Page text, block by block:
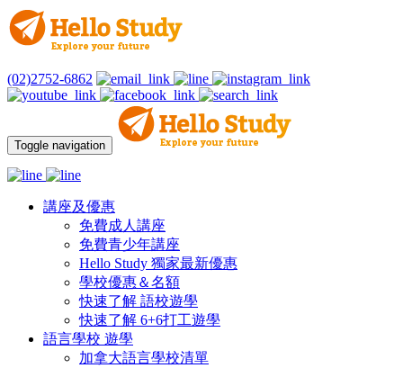
(02)2752-6862
Toggle navigation
講座及優惠
免費成人講座
免費青少年講座
Hello Study 獨家最新優惠
學校優惠＆名額
快速了解 語校遊學
快速了解 6+6打工遊學
語言學校 遊學
加拿大語言學校清單